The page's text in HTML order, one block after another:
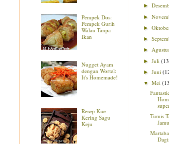
Pempek Dos:
Pempek Gurih
Walau Tanpa
Ikan
Nugget Ayam
dengan Wortel:
It's Homemade!
Resep Kue
Kering Sagu
Keju
►
►
►
►
►
►Juli
►Juni
▼Mei
Tumis